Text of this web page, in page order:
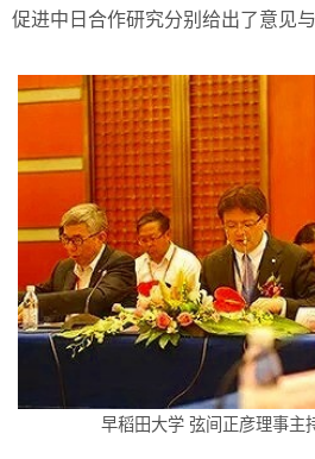
促进中日合作研究分别给出了意见与
早稻田大学 弦间正彦理事主